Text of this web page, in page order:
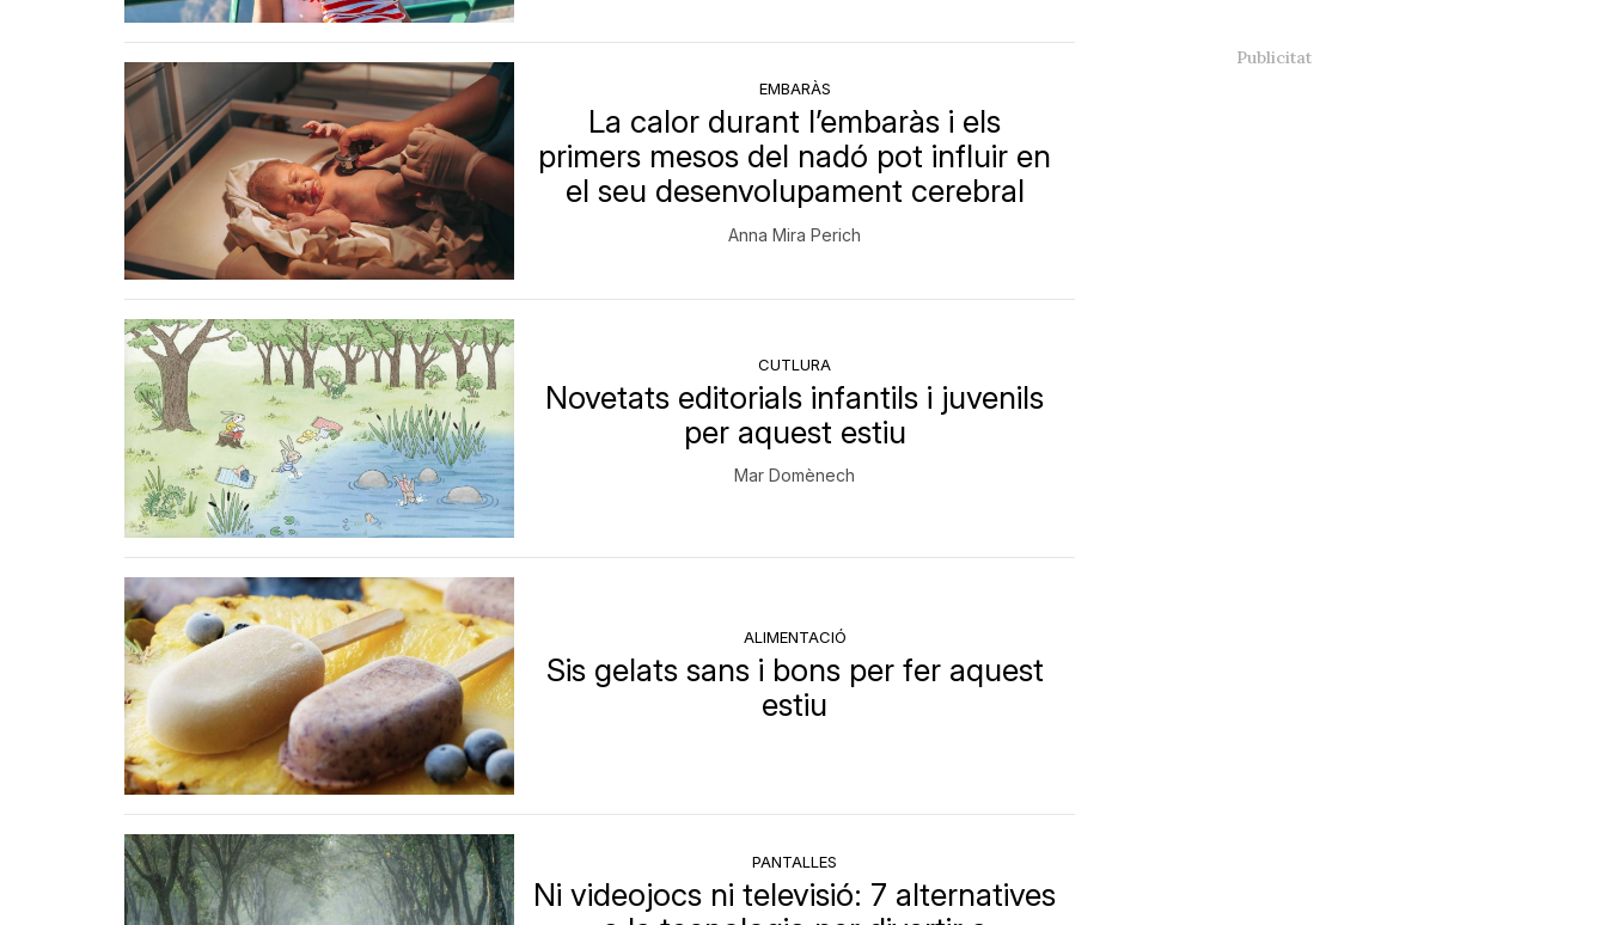
EMBARÀS
La calor durant l’embaràs i els
primers mesos del nadó pot influir en
el seu desenvolupament cerebral
Anna Mira Perich
CUTLURA
Novetats editorials infantils i juvenils
per aquest estiu
Mar Domènech
ALIMENTACIÓ
Sis gelats sans i bons per fer aquest
estiu
PANTALLES
Ni videojocs ni televisió: 7 alternatives